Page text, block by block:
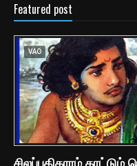
Featured post
VAO
சிலப்பதிகாரம்